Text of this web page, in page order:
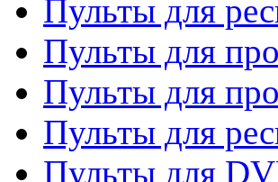
Пульты для
Пульты для
Пульты для
Пульты для
Пульты для